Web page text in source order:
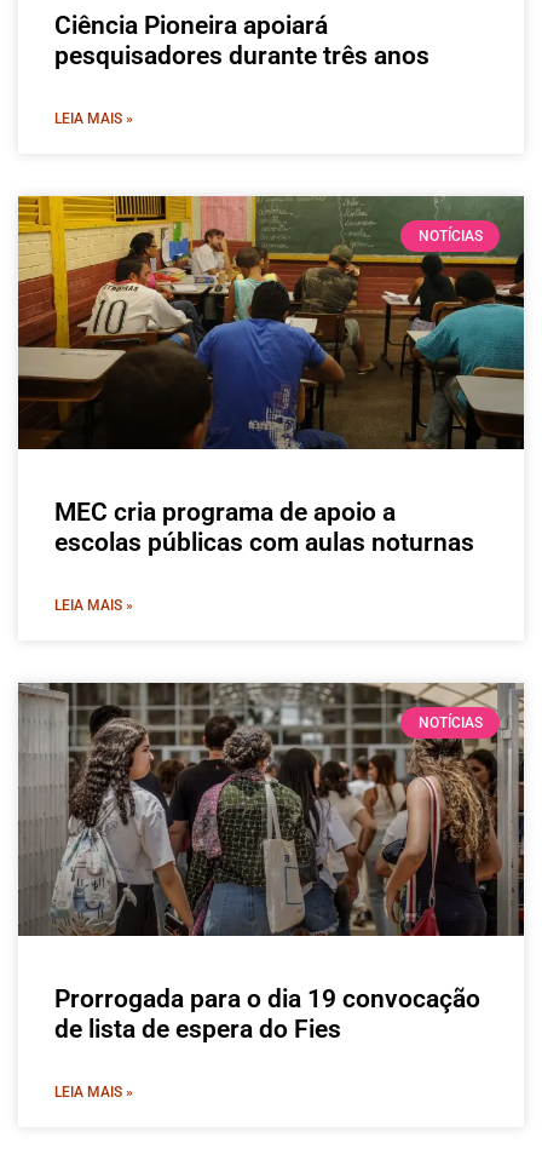
Ciência Pioneira apoiará
pesquisadores durante três anos
LEIA MAIS »
NOTÍCIAS
MEC cria programa de apoio a
escolas públicas com aulas noturnas
LEIA MAIS »
NOTÍCIAS
Prorrogada para o dia 19 convocação
de lista de espera do Fies
LEIA MAIS »